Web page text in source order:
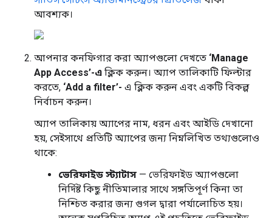
আবশ্যক।
আপনার কনফিগার করা অ্যাপগুলো দেখতে ‘Manage
App Access’-এ ক্লিক করুন। অ্যাপ তালিকাটি ফিল্টার
করতে, ‘Add a filter’- এ ক্লিক করুন এবং একটি বিকল্প
নির্বাচন করুন।
অ্যাপ তালিকায় অ্যাপের নাম, ধরন এবং আইডি দেখানো
হয়, সেইসাথে প্রতিটি অ্যাপের জন্য নিম্নলিখিত তথ্যগুলোও
থাকে:
ভেরিফাইড স্ট্যাটাস — ভেরিফাইড অ্যাপগুলো
নির্দিষ্ট কিছু নীতিমালার সাথে সঙ্গতিপূর্ণ কিনা তা
নিশ্চিত করার জন্য গুগল দ্বারা পর্যালোচিত হয়।